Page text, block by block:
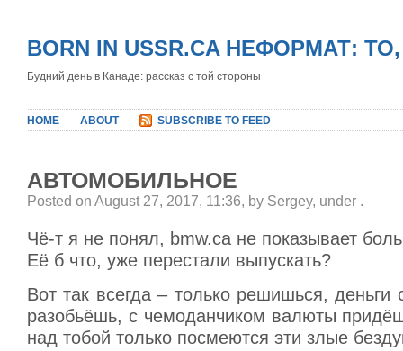
BORN IN USSR.CA НЕФОРМАТ:
Будний день в Канаде: рассказ с той стороны
HOME ABOUT SUBSCRIBE TO FEED
АВТОМОБИЛЬНОЕ
Posted on August 27, 2017, 11:36, by Sergey, under .
Чё-т я не понял, bmw.ca не показывает
Её б что, уже перестали выпускать?
Вот так всегда – только решишься, деньги
разобьёшь, с чемоданчиком валюты
над тобой только посмеются эти злые